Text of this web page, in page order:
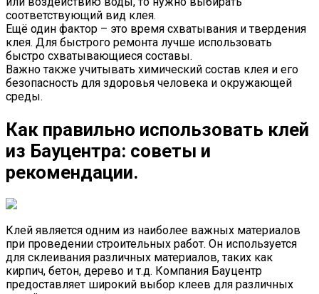
соответствующий вид клея.
Ещё один фактор – это время схватывания и твердения
клея. Для быстрого ремонта лучше использовать
быстро схватывающиеся составы.
Важно также учитывать химический состав клея и его
безопасность для здоровья человека и окружающей
среды.
Как правильно использовать клей
из Бауцентра: советы и
рекомендации.
Клей является одним из наиболее важных материалов
при проведении строительных работ. Он используется
для склеивания различных материалов, таких как
кирпич, бетон, дерево и т.д. Компания Бауцентр
предоставляет широкий выбор клеев для различных